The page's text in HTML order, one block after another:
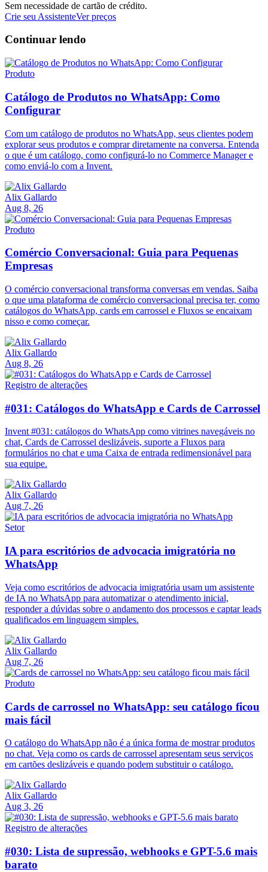
Sem necessidade de cartão de crédito.
Crie seu AssistenteVer preços
Continuar lendo
Produto
Catálogo de Produtos no WhatsApp: Como
Configurar
Com um catálogo de produtos no WhatsApp, seus clientes podem
explorar seus produtos e comprar diretamente na conversa. Entenda
o que é um catálogo, como configurá-lo no Commerce Manager e
como enviá-lo com a Invent.
Alix Gallardo
Aug 8, 26
Produto
Comércio Conversacional: Guia para Pequenas
Empresas
O comércio conversacional transforma conversas em vendas. Saiba
o que uma plataforma de comércio conversacional precisa ter, como
catálogos do WhatsApp, cards em carrossel e Fluxos se encaixam
nisso e como começar.
Alix Gallardo
Aug 8, 26
Registro de alterações
#031: Catálogos do WhatsApp e Cards de Carrossel
Invent #031: catálogos do WhatsApp como vitrines navegáveis no
chat, Cards de Carrossel deslizáveis, suporte a Fluxos para
formulários no chat e uma Caixa de entrada redimensionável para
sua equipe.
Alix Gallardo
Aug 7, 26
Setor
IA para escritórios de advocacia imigratória no
WhatsApp
Veja como escritórios de advocacia imigratória usam um assistente
de IA no WhatsApp para automatizar o atendimento inicial,
responder a dúvidas sobre o andamento dos processos e captar leads
qualificados em linguagem simples.
Alix Gallardo
Aug 7, 26
Produto
Cards de carrossel no WhatsApp: seu catálogo ficou
mais fácil
O catálogo do WhatsApp não é a única forma de mostrar produtos
no chat. Veja como os cards de carrossel apresentam seus serviços
em cartões deslizáveis e quando podem substituir o catálogo.
Alix Gallardo
Aug 3, 26
Registro de alterações
#030: Lista de supressão, webhooks e GPT-5.6 mais
barato